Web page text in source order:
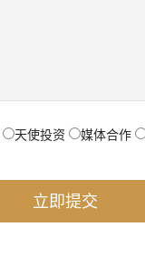
天使投资 媒体合作